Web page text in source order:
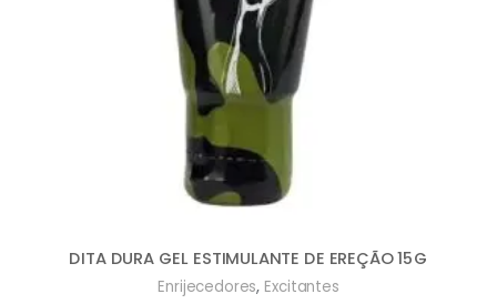
DITA DURA GEL ESTIMULANTE DE EREÇÃO 15G
Enrijecedores, Excitantes